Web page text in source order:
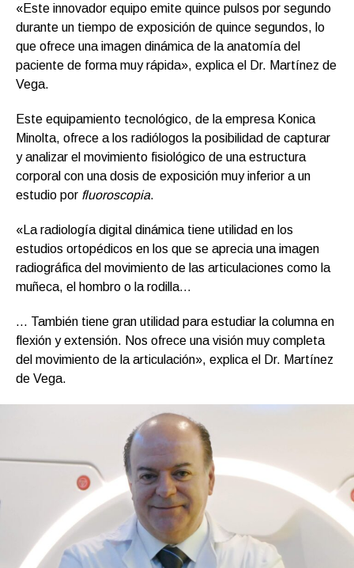
«Este innovador equipo emite quince pulsos por segundo
durante un tiempo de exposición de quince segundos, lo
que ofrece una imagen dinámica de la anatomía del
paciente de forma muy rápida», explica el Dr. Martínez de
Vega.
Este equipamiento tecnológico, de la empresa Konica
Minolta, ofrece a los radiólogos la posibilidad de capturar
y analizar el movimiento fisiológico de una estructura
corporal con una dosis de exposición muy inferior a un
estudio por fluoroscopia.
«La radiología digital dinámica tiene utilidad en los
estudios ortopédicos en los que se aprecia una imagen
radiográfica del movimiento de las articulaciones como la
muñeca, el hombro o la rodilla…
… También tiene gran utilidad para estudiar la columna en
flexión y extensión. Nos ofrece una visión muy completa
del movimiento de la articulación», explica el Dr. Martínez
de Vega.